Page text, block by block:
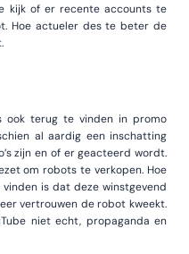
kijk of er recente accounts te
Hoe actueler des te beter de
ook terug te vinden in promo
al aardig een inschatting
zijn en of er geacteerd wordt.
om robots te verkopen. Hoe
is dat deze winstgevend
vertrouwen de robot kweekt.
niet echt, propaganda en